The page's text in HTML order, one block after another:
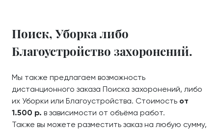
Поиск, Уборка либо
Благоустройство захоронений.
Мы также предлагаем возможность
дистанционного заказа Поиска захоронений, либо
их Уборки или Благоустройства. Стоимость от
1.500 р. в зависимости от объёма работ.
Также вы можете разместить заказ на любую сумму,